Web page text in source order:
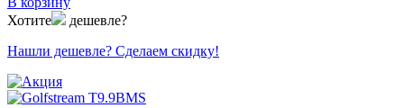
Хотите
дешевле?
Нашли дешевле? Сделаем скидку!